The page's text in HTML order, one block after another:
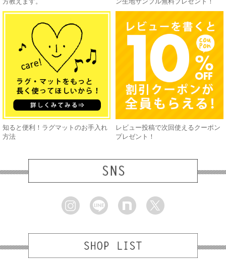
知ると便利！ラグマットのお手入れ
方法
レビュー投稿で次回使えるクーポン
プレゼント！